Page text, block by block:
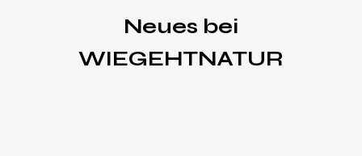
Neues bei
WIEGEHTNATUR